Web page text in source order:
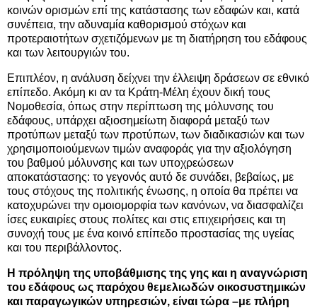
κοινών ορισμών επί της κατάστασης των εδαφών και, κατά
συνέπεια, την αδυναμία καθορισμού στόχων και
προτεραιοτήτων σχετιζόμενων με τη διατήρηση του εδάφους
και των λειτουργιών του.
Επιπλέον, η ανάλυση δείχνει την έλλειψη δράσεων σε εθνικό
επίπεδο. Ακόμη κι αν τα Κράτη-Μέλη έχουν δική τους
Νομοθεσία, όπως στην περίπτωση της μόλυνσης του
εδάφους, υπάρχει αξιοσημείωτη διαφορά μεταξύ των
προτύπων μεταξύ των προτύπων, των διαδικασιών και των
χρησιμοποιούμενων τιμών αναφοράς για την αξιολόγηση
του βαθμού μόλυνσης και των υποχρεώσεων
αποκατάστασης: το γεγονός αυτό δε συνάδει, βεβαίως, με
τους στόχους της πολιτικής ένωσης, η οποία θα πρέπει να
κατοχυρώνει την ομοιομορφία των κανόνων, να διασφαλίζει
ίσες ευκαιρίες στους πολίτες και στις επιχειρήσεις και τη
συνοχή τους με ένα κοινό επίπεδο προστασίας της υγείας
και του περιβάλλοντος.
Η πρόληψη της υποβάθμισης της γης και η αναγνώριση
του εδάφους ως παρόχου θεμελιωδών οικοσυστημικών
και παραγωγικών υπηρεσιών, είναι τώρα –με πλήρη